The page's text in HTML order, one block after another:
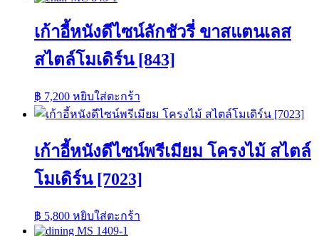
เก้าอี้หนังดีไซน์ลักชัวรี่ ขาสแตนเลส
สไตล์โมเดิร์น [843]
฿ 7,200 หยิบใส่ตะกร้า
เก้าอี้หนังดีไซน์พรีเมียม โครงไม้ สไตล์
โมเดิร์น [7023]
฿ 5,800 หยิบใส่ตะกร้า